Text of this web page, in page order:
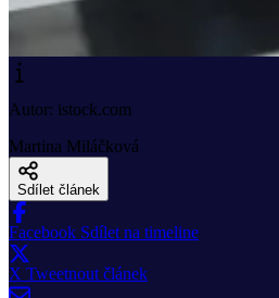
Autor: istock.com
Martina Miláčková
Sdílet článek
Facebook Sdílet na timeline
X Tweetnout článek